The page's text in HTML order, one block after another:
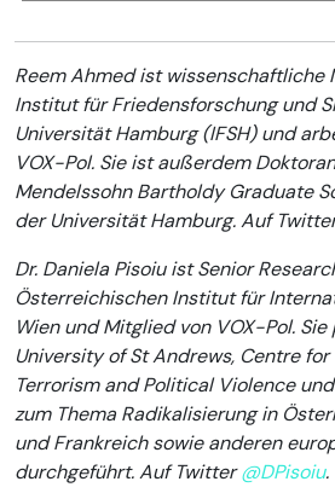
Reem Ahmed ist wissenschaftliche
Institut für Friedensforschung und
Universität Hamburg (IFSH) und
VOX-Pol. Sie ist außerdem
Mendelssohn Bartholdy Graduate
der Universität Hamburg. Auf
Dr. Daniela Pisoiu ist Senior
Österreichischen Institut für
Wien und Mitglied von VOX-Pol.
University of St Andrews, Centre
Terrorism and Political Violence
zum Thema Radikalisierung in
und Frankreich sowie anderen
durchgeführt. Auf Twitter@DPisoiu.